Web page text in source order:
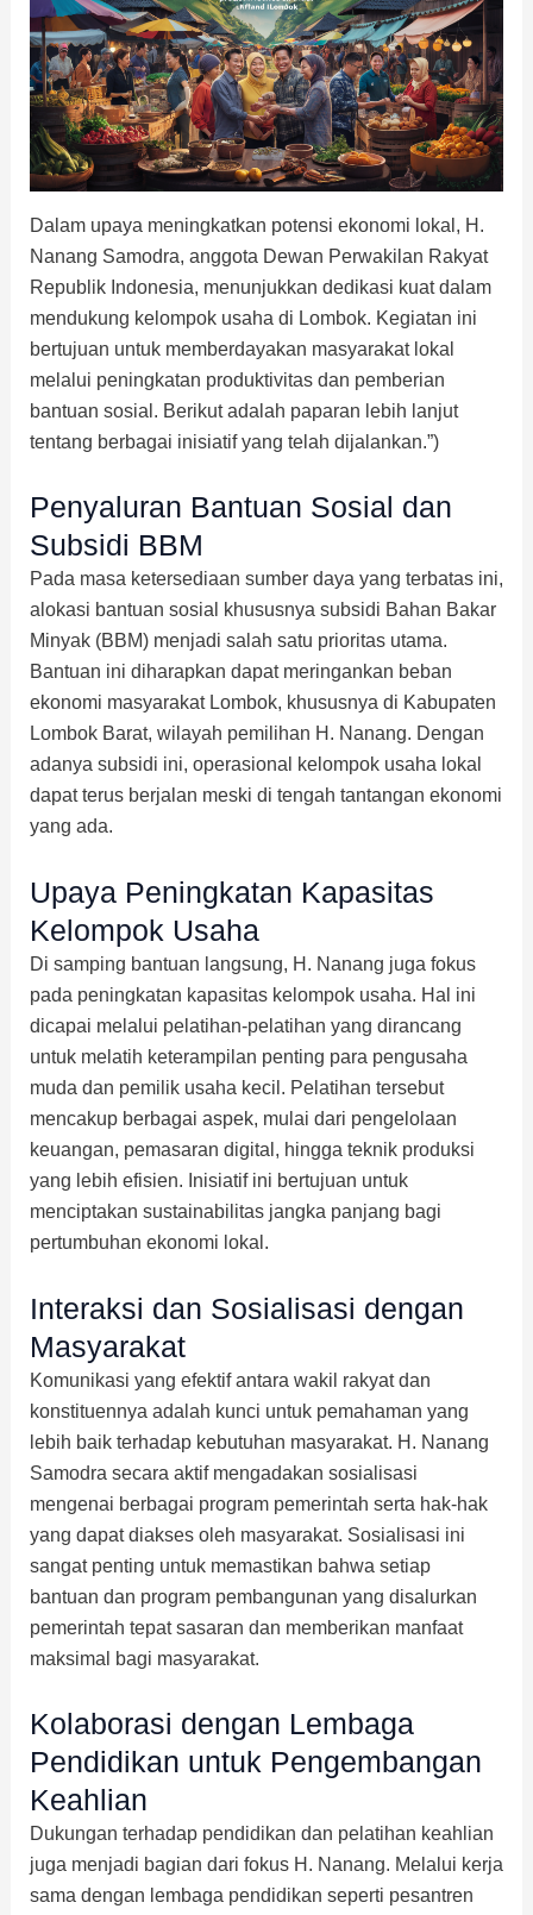
Dalam upaya meningkatkan potensi ekonomi lokal, H.
Nanang Samodra, anggota Dewan Perwakilan Rakyat
Republik Indonesia, menunjukkan dedikasi kuat dalam
mendukung kelompok usaha di Lombok. Kegiatan ini
bertujuan untuk memberdayakan masyarakat lokal
melalui peningkatan produktivitas dan pemberian
bantuan sosial. Berikut adalah paparan lebih lanjut
tentang berbagai inisiatif yang telah dijalankan.”)
Penyaluran Bantuan Sosial dan
Subsidi BBM
Pada masa ketersediaan sumber daya yang terbatas ini,
alokasi bantuan sosial khususnya subsidi Bahan Bakar
Minyak (BBM) menjadi salah satu prioritas utama.
Bantuan ini diharapkan dapat meringankan beban
ekonomi masyarakat Lombok, khususnya di Kabupaten
Lombok Barat, wilayah pemilihan H. Nanang. Dengan
adanya subsidi ini, operasional kelompok usaha lokal
dapat terus berjalan meski di tengah tantangan ekonomi
yang ada.
Upaya Peningkatan Kapasitas
Kelompok Usaha
Di samping bantuan langsung, H. Nanang juga fokus
pada peningkatan kapasitas kelompok usaha. Hal ini
dicapai melalui pelatihan-pelatihan yang dirancang
untuk melatih keterampilan penting para pengusaha
muda dan pemilik usaha kecil. Pelatihan tersebut
mencakup berbagai aspek, mulai dari pengelolaan
keuangan, pemasaran digital, hingga teknik produksi
yang lebih efisien. Inisiatif ini bertujuan untuk
menciptakan sustainabilitas jangka panjang bagi
pertumbuhan ekonomi lokal.
Interaksi dan Sosialisasi dengan
Masyarakat
Komunikasi yang efektif antara wakil rakyat dan
konstituennya adalah kunci untuk pemahaman yang
lebih baik terhadap kebutuhan masyarakat. H. Nanang
Samodra secara aktif mengadakan sosialisasi
mengenai berbagai program pemerintah serta hak-hak
yang dapat diakses oleh masyarakat. Sosialisasi ini
sangat penting untuk memastikan bahwa setiap
bantuan dan program pembangunan yang disalurkan
pemerintah tepat sasaran dan memberikan manfaat
maksimal bagi masyarakat.
Kolaborasi dengan Lembaga
Pendidikan untuk Pengembangan
Keahlian
Dukungan terhadap pendidikan dan pelatihan keahlian
juga menjadi bagian dari fokus H. Nanang. Melalui kerja
sama dengan lembaga pendidikan seperti pesantren